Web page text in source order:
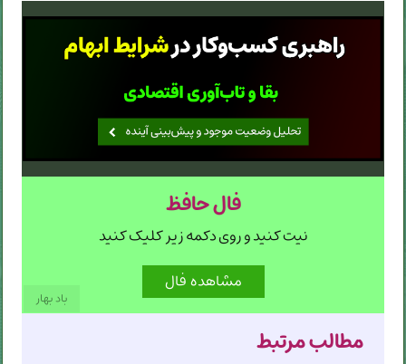
فال حافظ
نیت کنید و روی دکمه زیر کلیک کنید
باد بهار
مطالب مرتبط